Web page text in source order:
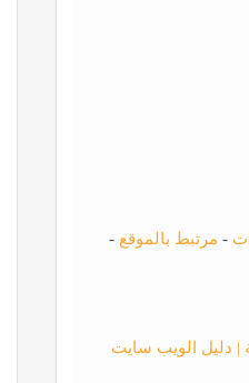
- مرتبط بالموقع -
| دليل الويب سايت